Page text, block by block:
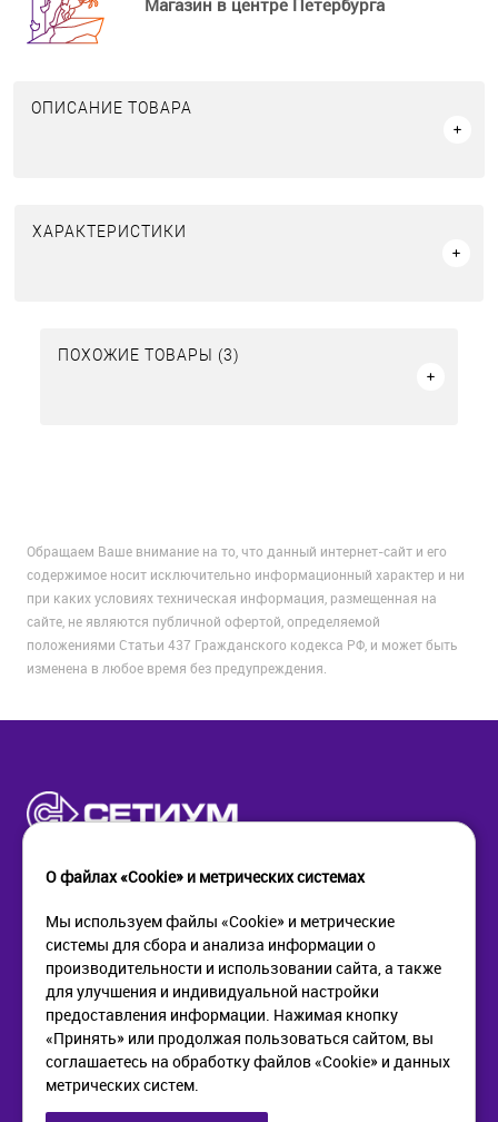
ОПИСАНИЕ ТОВАРА
ХАРАКТЕРИСТИКИ
ПОХОЖИЕ ТОВАРЫ (3)
Обращаем Ваше внимание на то, что данный интернет-сайт и его
содержимое носит исключительно информационный характер и ни
при каких условиях техническая информация, размещенная на
сайте, не являются публичной офертой, определяемой
положениями Статьи 437 Гражданского кодекса РФ, и может быть
изменена в любое время без предупреждения.
КОМПАНИЯ
О компании
Новости
Контакты
ПОМОЩЬ
Как купить
Доставка
Возврат
ИНФОРМАЦИЯ
web@setium.ru
О файлах «Cookie» и метрических системах
Мы используем файлы «Cookie» и метрические
системы для сбора и анализа информации о
производительности и использовании сайта, а также
для улучшения и индивидуальной настройки
предоставления информации. Нажимая кнопку
«Принять» или продолжая пользоваться сайтом, вы
соглашаетесь на обработку файлов «Cookie» и данных
метрических систем.